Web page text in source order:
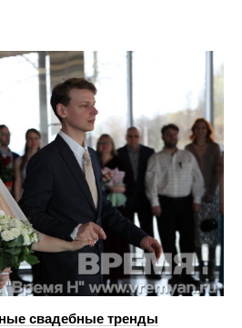
свадебные тренды